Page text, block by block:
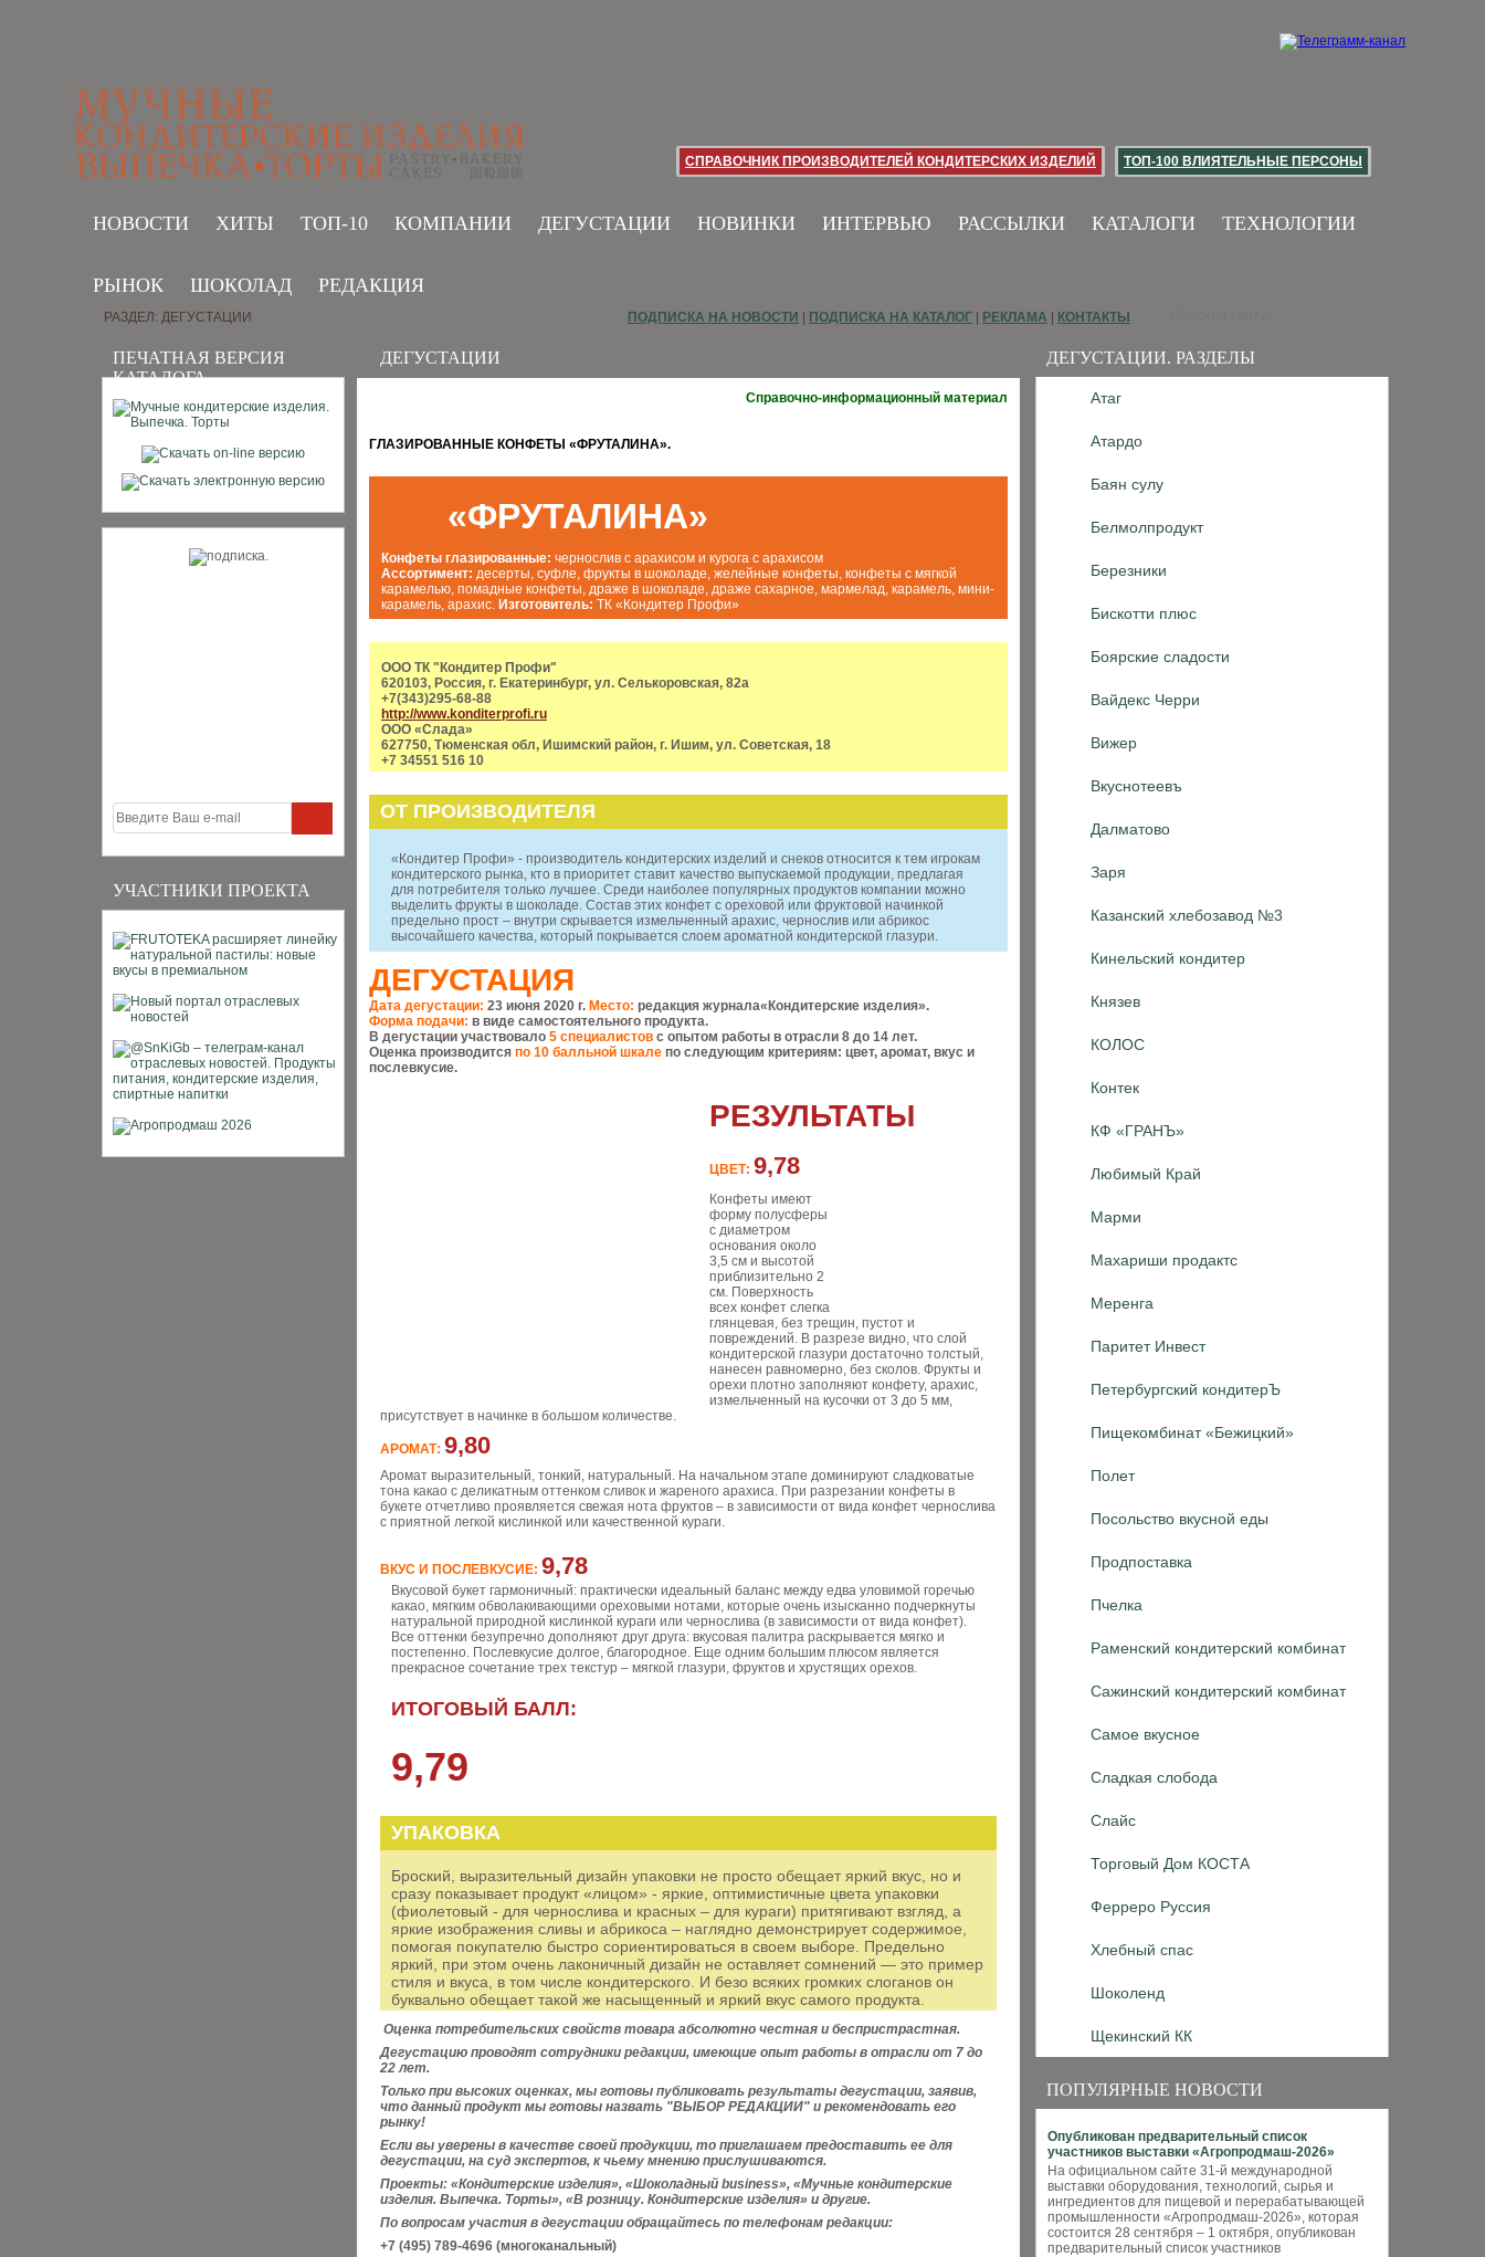
СПРАВОЧНИК ПРОИЗВОДИТЕЛЕЙ КОНДИТЕРСКИХ ИЗДЕЛИЙ ТОП-100 ВЛИЯТЕЛЬНЫЕ ПЕРСОНЫ
НОВОСТИ ХИТЫ ТОП-10 КОМПАНИИ ДЕГУСТАЦИИ НОВИНКИ ИНТЕРВЬЮ РАССЫЛКИ КАТАЛОГИ ТЕХНОЛОГИИ
РЫНОК ШОКОЛАД РЕДАКЦИЯ
ПЕЧАТНАЯ ВЕРСИЯ
КАТАЛОГА
УЧАСТНИКИ ПРОЕКТА
ДЕГУСТАЦИИ. РАЗДЕЛЫ
Атаг
Атардо
Баян сулу
Белмолпродукт
Березники
Бискотти плюс
Боярские сладости
Вайдекс Черри
Вижер
Вкуснотеевъ
Далматово
Заря
Казанский хлебозавод №3
Кинельский кондитер
Князев
КОЛОС
Контек
КФ «ГРАНЪ»
Любимый Край
Марми
Махариши продактс
Меренга
Паритет Инвест
Петербургский кондитерЪ
Пищекомбинат «Бежицкий»
Полет
Посольство вкусной еды
Продпоставка
Пчелка
Раменский кондитерский комбинат
Сажинский кондитерский комбинат
Самое вкусное
Сладкая слобода
Слайс
Торговый Дом КОСТА
Ферреро Руссия
Хлебный спас
Шоколенд
Щекинский КК
ПОПУЛЯРНЫЕ НОВОСТИ
Опубликован предварительный список
участников выставки «Агропродмаш-2026»
На официальном сайте 31-й международной
выставки оборудования, технологий, сырья и
ингредиентов для пищевой и перерабатывающей
промышленности «Агропродмаш-2026», которая
состоится 28 сентября – 1 октября, опубликован
предварительный список участников
РАЗДЕЛ: ДЕГУСТАЦИИ ПОДПИСКА НА НОВОСТИ ПОДПИСКА НА КАТАЛОГ РЕКЛАМА КОНТАКТЫ
ДЕГУСТАЦИИ
Справочно-информационный материал
ГЛАЗИРОВАННЫЕ КОНФЕТЫ «ФРУТАЛИНА».
«ФРУТАЛИНА»
Конфеты глазированные: чернослив с арахисом и курога с арахисом
Ассортимент: десерты, суфле, фрукты в шоколаде, желейные конфеты, конфеты с мягкой
карамелью, помадные конфеты, драже в шоколаде, драже сахарное, мармелад, карамель, мини-
карамель, арахис. Изготовитель: ТК «Кондитер Профи»
ООО ТК "Кондитер Профи"
620103, Россия, г. Екатеринбург, ул. Селькоровская, 82а
+7(343)295-68-88
http://www.konditerprofi.ru
ООО «Слада»
627750, Тюменская обл, Ишимский район, г. Ишим, ул. Советская, 18
+7 34551 516 10
ОТ ПРОИЗВОДИТЕЛЯ
«Кондитер Профи» - производитель кондитерских изделий и снеков относится к тем игрокам
кондитерского рынка, кто в приоритет ставит качество выпускаемой продукции, предлагая
для потребителя только лучшее. Среди наиболее популярных продуктов компании можно
выделить фрукты в шоколаде. Состав этих конфет с ореховой или фруктовой начинкой
предельно прост – внутри скрывается измельченный арахис, чернослив или абрикос
высочайшего качества, который покрывается слоем ароматной кондитерской глазури.
ДЕГУСТАЦИЯ
Дата дегустации: 23 июня 2020 г. Место: редакция журнала«Кондитерские изделия».
Форма подачи: в виде самостоятельного продукта.
В дегустации участвовало 5 специалистов с опытом работы в отрасли 8 до 14 лет.
Оценка производится по 10 балльной шкале по следующим критериям: цвет, аромат, вкус и
послевкусие.
РЕЗУЛЬТАТЫ
ЦВЕТ: 9,78
Конфеты имеют
форму полусферы
с диаметром
основания около
3,5 см и высотой
приблизительно 2
см. Поверхность
всех конфет слегка
глянцевая, без трещин, пустот и
повреждений. В разрезе видно, что слой
кондитерской глазури достаточно толстый,
нанесен равномерно, без сколов. Фрукты и
орехи плотно заполняют конфету, арахис,
измельченный на кусочки от 3 до 5 мм,
присутствует в начинке в большом количестве.
АРОМАТ: 9,80
Аромат выразительный, тонкий, натуральный. На начальном этапе доминируют сладковатые
тона какао с деликатным оттенком сливок и жареного арахиса. При разрезании конфеты в
букете отчетливо проявляется свежая нота фруктов – в зависимости от вида конфет чернослива
с приятной легкой кислинкой или качественной кураги.
ВКУС И ПОСЛЕВКУСИЕ: 9,78
Вкусовой букет гармоничный: практически идеальный баланс между едва уловимой горечью
какао, мягким обволакивающими ореховыми нотами, которые очень изысканно подчеркнуты
натуральной природной кислинкой кураги или чернослива (в зависимости от вида конфет).
Все оттенки безупречно дополняют друг друга: вкусовая палитра раскрывается мягко и
постепенно. Послевкусие долгое, благородное. Еще одним большим плюсом является
прекрасное сочетание трех текстур – мягкой глазури, фруктов и хрустящих орехов.
ИТОГОВЫЙ БАЛЛ:
9,79
УПАКОВКА
Броский, выразительный дизайн упаковки не просто обещает яркий вкус, но и
сразу показывает продукт «лицом» - яркие, оптимистичные цвета упаковки
(фиолетовый - для чернослива и красных – для кураги) притягивают взгляд, а
яркие изображения сливы и абрикоса – наглядно демонстрирует содержимое,
помогая покупателю быстро сориентироваться в своем выборе. Предельно
яркий, при этом очень лаконичный дизайн не оставляет сомнений — это пример
стиля и вкуса, в том числе кондитерского. И безо всяких громких слоганов он
буквально обещает такой же насыщенный и яркий вкус самого продукта.
Оценка потребительских свойств товара абсолютно честная и беспристрастная.
Дегустацию проводят сотрудники редакции, имеющие опыт работы в отрасли от 7 до
22 лет.
Только при высоких оценках, мы готовы публиковать результаты дегустации, заявив,
что данный продукт мы готовы назвать "ВЫБОР РЕДАКЦИИ" и рекомендовать его
рынку!
Если вы уверены в качестве своей продукции, то приглашаем предоставить ее для
дегустации, на суд экспертов, к чьему мнению прислушиваются.
Проекты: «Кондитерские изделия», «Шоколадный business», «Мучные кондитерские
изделия. Выпечка. Торты», «В розницу. Кондитерские изделия» и другие.
По вопросам участия в дегустации обращайтесь по телефонам редакции:
+7 (495) 789-4696 (многоканальный)